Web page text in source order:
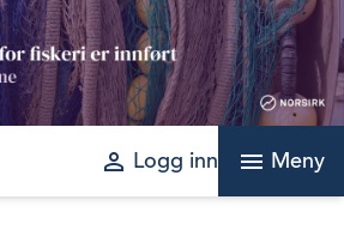
perm_identity Logg inn menu Meny